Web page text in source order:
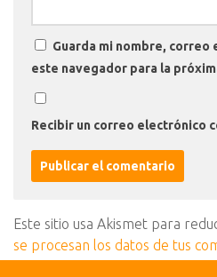
Guarda mi nombre, correo
este navegador para la
Recibir un correo electrónico
Este sitio usa Akismet para
se procesan los datos de tus